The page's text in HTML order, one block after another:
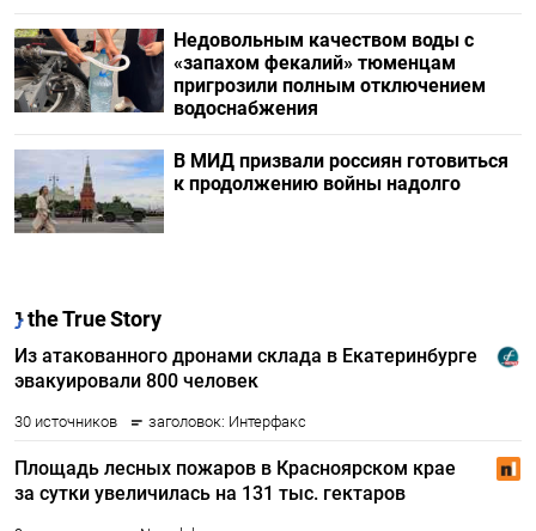
Недовольным качеством воды с
«запахом фекалий» тюменцам
пригрозили полным отключением
водоснабжения
В МИД призвали россиян готовиться
к продолжению войны надолго